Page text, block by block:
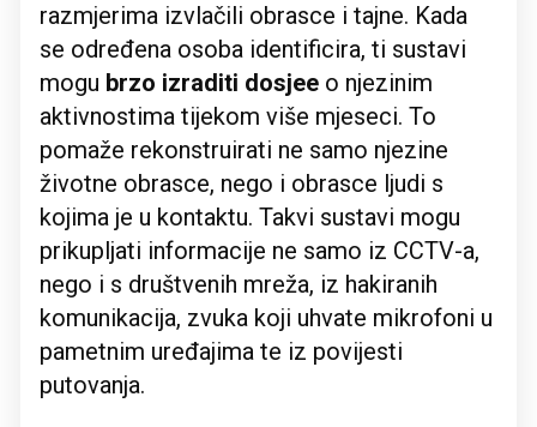
razmjerima izvlačili obrasce i tajne. Kada
se određena osoba identificira, ti sustavi
mogu brzo izraditi dosjee o njezinim
aktivnostima tijekom više mjeseci. To
pomaže rekonstruirati ne samo njezine
životne obrasce, nego i obrasce ljudi s
kojima je u kontaktu. Takvi sustavi mogu
prikupljati informacije ne samo iz CCTV-a,
nego i s društvenih mreža, iz hakiranih
komunikacija, zvuka koji uhvate mikrofoni u
pametnim uređajima te iz povijesti
putovanja.